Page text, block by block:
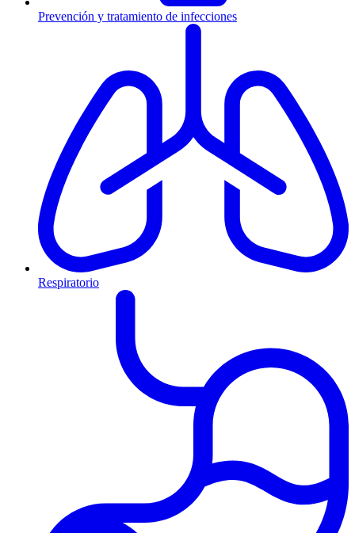
Prevención y tratamiento de infecciones
Respiratorio